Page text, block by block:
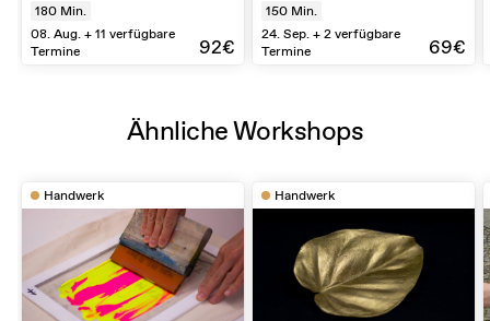
180 Min.
08. Aug. + 11 verfügbare
Termine
92€
150 Min.
24. Sep. + 2 verfügbare
Termine
69€
Ähnliche Workshops
Handwerk Handwerk